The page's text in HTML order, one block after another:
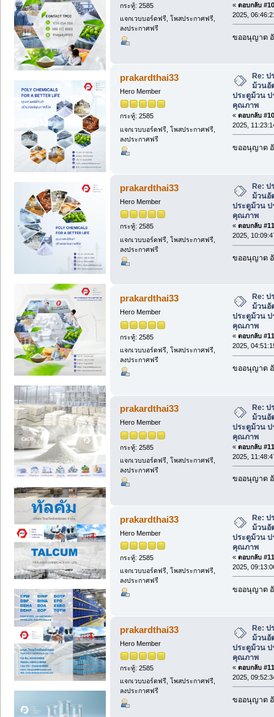
กระทู้: 2585
แจกเวบบอร์ดฟรี, โพสประกาศฟรี,
ลงประกาศฟรี
« ตอบกลับ
2025,
ขออนุญาต
prakardthai33
Hero Member
กระทู้: 2585
แจกเวบบอร์ดฟรี, โพสประกาศฟรี,
ลงประกาศฟรี
Re: ป
ม้วนอั
ประตูม้วน ป
คุณภาพ
« ตอบกลับ
2025,
ขออนุญาต
prakardthai33
Hero Member
กระทู้: 2585
แจกเวบบอร์ดฟรี, โพสประกาศฟรี,
ลงประกาศฟรี
Re: ป
ม้วนอั
ประตูม้วน ป
คุณภาพ
« ตอบกลับ
2025,
ขออนุญาต
prakardthai33
Hero Member
กระทู้: 2585
แจกเวบบอร์ดฟรี, โพสประกาศฟรี,
ลงประกาศฟรี
Re: ป
ม้วนอั
ประตูม้วน ป
คุณภาพ
« ตอบกลับ
2025,
ขออนุญาต
prakardthai33
Hero Member
กระทู้: 2585
แจกเวบบอร์ดฟรี, โพสประกาศฟรี,
ลงประกาศฟรี
Re: ป
ม้วนอั
ประตูม้วน ป
คุณภาพ
« ตอบกลับ
2025,
ขออนุญาต
prakardthai33
Hero Member
กระทู้: 2585
แจกเวบบอร์ดฟรี, โพสประกาศฟรี,
ลงประกาศฟรี
Re: ป
ม้วนอั
ประตูม้วน ป
คุณภาพ
« ตอบกลับ
2025,
ขออนุญาต
prakardthai33
Hero Member
กระทู้: 2585
แจกเวบบอร์ดฟรี, โพสประกาศฟรี,
ลงประกาศฟรี
Re: ป
ม้วนอั
ประตูม้วน ป
คุณภาพ
« ตอบกลับ
2025,
ขออนุญาต